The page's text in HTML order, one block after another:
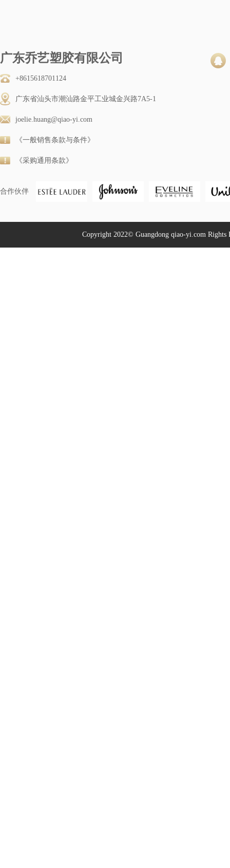
广东乔艺塑胶有限公司
+8615618701124
广东省汕头市潮汕路金平工业城金兴路7A5-1
joelie.huang@qiao-yi.com
《一般销售条款与条件》
《采购通用条款》
合作伙伴
Copyright 2022© Guangdong qiao-yi.com